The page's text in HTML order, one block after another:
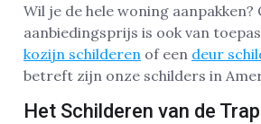
Wil je de hele woning aanpakken?
aanbiedingsprijs is ook van
kozijn schilderen of een deur
betreft zijn onze schilders in
Het Schilderen van de Trap